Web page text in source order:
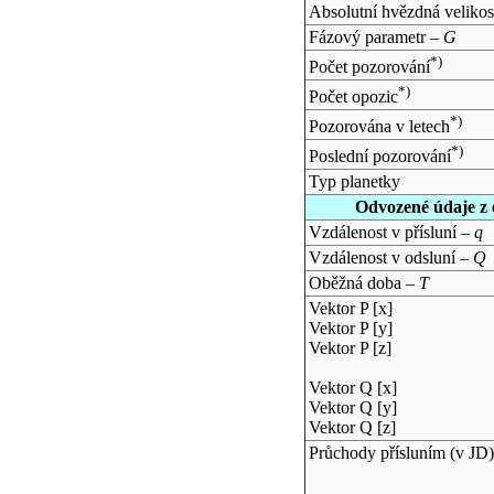
Absolutní hvězdná
Fázový parametr – G
Počet pozorování*)
Počet opozic*)
Pozorována v letech*)
Poslední pozorování*)
Typ planetky
Odvozené údaje
Vzdálenost v přísluní – q
Vzdálenost v odsluní – Q
Oběžná doba – T
Vektor P [x]
Vektor P [y]
Vektor P [z]
Vektor Q [x]
Vektor Q [y]
Vektor Q [z]
Průchody přísluním (v JD)